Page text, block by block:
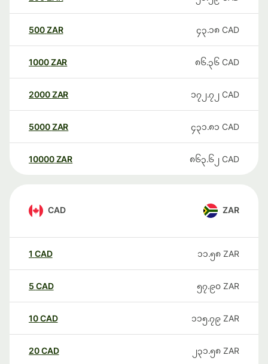
500ZAR ၄၃.၁၈ CAD
1000ZAR ၈၆.၃၆ CAD
2000ZAR ၁၇၂.၇၂ CAD
5000ZAR ၄၃၁.၈၁ CAD
10000 ZAR ၈၆၃.၆၂ CAD
CAD ZAR
1 CAD ၁၁.၅၈ ZAR
5 CAD ၅၇.၉၀ ZAR
10CAD ၁၁၅.၇၉ ZAR
20CAD ၂၃၁.၅၈ ZAR